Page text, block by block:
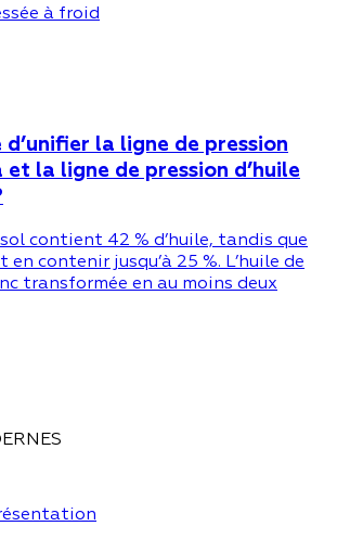
à froid
la ligne de pression
et la ligne de pression d’huile
contient 42 % d’huile, tandis que
contenir jusqu’à 25 %. L’huile de
transformée en au moins deux